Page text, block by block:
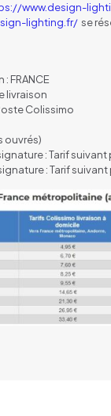
www.design-
lighting.fr/se
FRANCE
livraison
Colissimo
ouvrés)
: Tarif suivant
: Tarif